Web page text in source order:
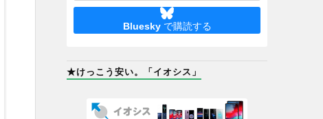
Blueskyで購読する
★けっこう安い。「イオシス」